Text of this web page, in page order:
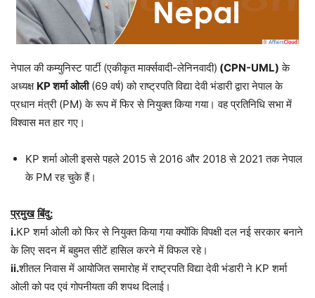
नेपाल की कम्युनिस्ट पार्टी (एकीकृत मार्क्सवादी-लेनिनवादी) (CPN-UML) के
अध्यक्ष KPशर्मा ओली(69 वर्ष) को राष्ट्रपति विद्या देवी भंडारी द्वारा नेपाल के
प्रधान मंत्री (PM) के रूप में फिर से नियुक्त किया गया। वह प्रतिनिधि सभा में
विश्वास मत हार गए।
KP शर्मा ओली इससे पहले 2015 से 2016 और 2018 से 2021 तक नेपाल
के PM रह चुके हैं।
प्रमुख बिंदु:
i.KP शर्मा ओली को फिर से नियुक्त किया गया क्योंकि विपक्षी दल नई सरकार बनाने
के लिए सदन में बहुमत सीटें हासिल करने में विफल रहे।
ii.शीतल निवास में आयोजित समारोह में राष्ट्रपति विद्या देवी भंडारी ने KP शर्मा
ओली को पद एवं गोपनीयता की शपथ दिलाई।